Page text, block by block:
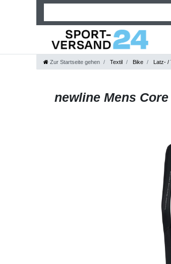
Zur Startseite gehen Textil Bike Latz- /
newline Mens